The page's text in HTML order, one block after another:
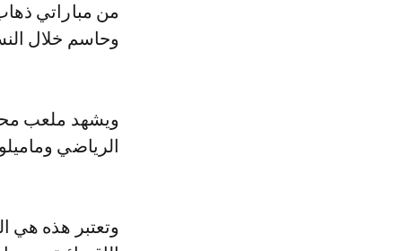
من مباراتي
وحاسم خلال
ويشهد ملعب
الرياضي
وتعتبر هذه هي